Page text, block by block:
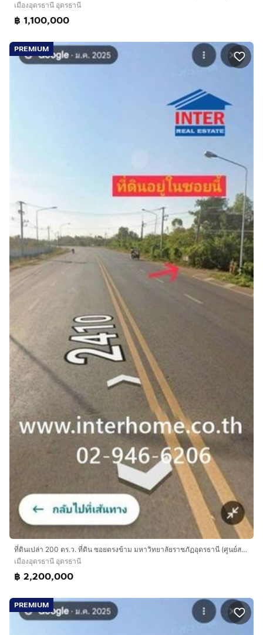
เมืองอุดรธานี อุดรธานี
฿ 1,100,000
PREMIUM
ที่ดินเปล่า 200 ตร.ว. ที่ดิน ซอยตรงข้าม มหาวิทยาลัยราชภัฏอุดรธานี (ศูนย์สามพร้าว) ถนนทางหลวงหมายเลข2410 เมืองอุดรธานี อุดรธานี
เมืองอุดรธานี อุดรธานี
฿ 2,200,000
PREMIUM